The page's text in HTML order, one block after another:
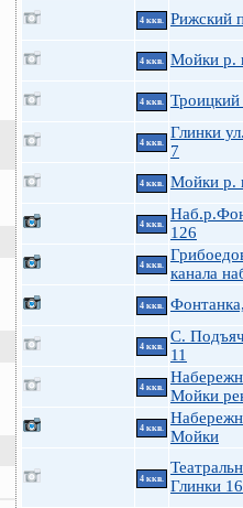
4 ккв. Рижский
4 ккв. Мойки р.
4 ккв.
4 ккв.
Глинки
7
4 ккв. Мойки р.
4 ккв.
126
4 ккв.
канала
4 ккв.
4 ккв.
С.
11
4 ккв.
Мойки
4 ккв.
Мойки
4 ккв.
Глинки